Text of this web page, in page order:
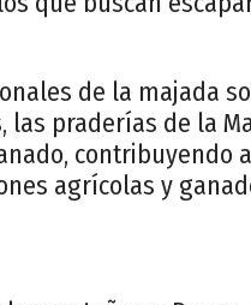
de la majada
las praderías de la
contribuyendo
agrícolas y